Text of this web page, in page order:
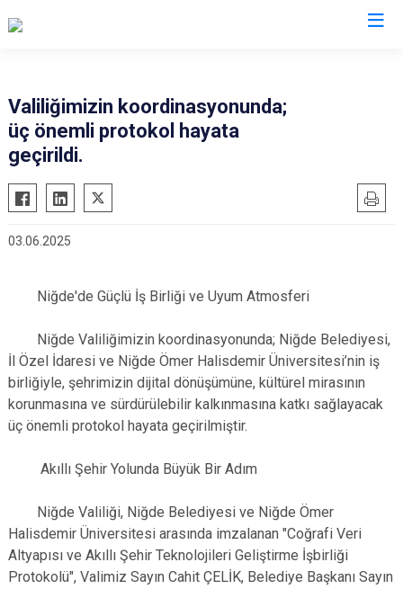
Valiliğimizin koordinasyonunda;
üç önemli protokol hayata
geçirildi.
03.06.2025
Niğde'de Güçlü İş Birliği ve Uyum Atmosferi
Niğde Valiliğimizin koordinasyonunda; Niğde Belediyesi,
İl Özel İdaresi ve Niğde Ömer Halisdemir Üniversitesi’nin iş
birliğiyle, şehrimizin dijital dönüşümüne, kültürel mirasının
korunmasına ve sürdürülebilir kalkınmasına katkı sağlayacak
üç önemli protokol hayata geçirilmiştir.
Akıllı Şehir Yolunda Büyük Bir Adım
Niğde Valiliği, Niğde Belediyesi ve Niğde Ömer
Halisdemir Üniversitesi arasında imzalanan "Coğrafi Veri
Altyapısı ve Akıllı Şehir Teknolojileri Geliştirme İşbirliği
Protokolü", Valimiz Sayın Cahit ÇELİK, Belediye Başkanı Sayın